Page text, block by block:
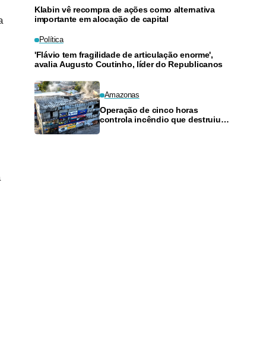
Klabin vê recompra de ações como alternativa
importante em alocação de capital
Política
'Flávio tem fragilidade de articulação enorme',
avalia Augusto Coutinho, líder do Republicanos
Amazonas
Operação de cinco horas
controla incêndio que destruiu